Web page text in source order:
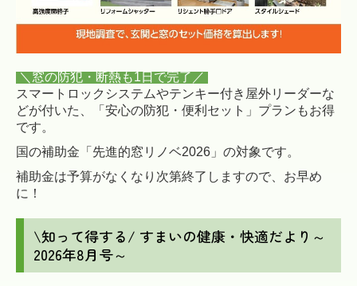
＼窓の防犯・断熱も1日で完了／
スマートロックシステムやテンキー付き屋外リーダーな
どが付いた、「安心の防犯・便利セット」プランもお得
です。
国の補助金「先進的窓リノベ2026」の対象です。
補助金は予算がなくなり次第終了しますので、お早め
に！
\知って得する/ すまいの健康・快適だより～
2026年8月号～